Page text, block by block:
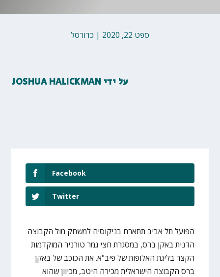
ספט 22, 2020 | כדורסל
על ידי JOSHUA HALICKMAN
Facebook
Twitter
הפועל תל אביב תתארח בניקוסיה למשחק מול הקבוצה
הדנית באקן ברס, במסגרת חצי גמר טורניר המוקדמות
הקצר בליגת האלופות של פיב"א. את הכוכב של באקן
ברס הקבוצה הישראלית מכירה היטב, מכיוון שהוא